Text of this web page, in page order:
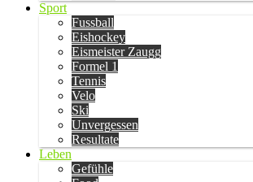
Sport
Fussball
Eishockey
Eismeister Zaugg
Formel 1
Tennis
Velo
Ski
Unvergessen
Resultate
Leben
Gefühle